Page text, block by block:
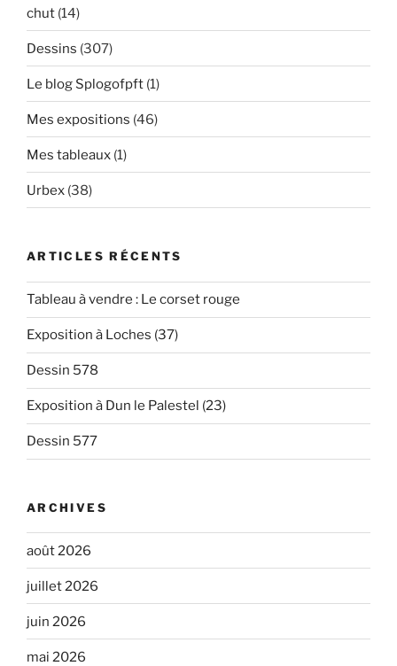
chut (14)
Dessins (307)
Le blog Splogofpft (1)
Mes expositions (46)
Mes tableaux (1)
Urbex (38)
ARTICLES RÉCENTS
Tableau à vendre : Le corset rouge
Exposition à Loches (37)
Dessin 578
Exposition à Dun le Palestel (23)
Dessin 577
ARCHIVES
août 2026
juillet 2026
juin 2026
mai 2026